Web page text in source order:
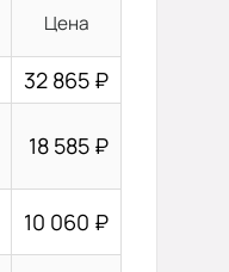
Цена
32 865 ₽
18 585 ₽
10 060 ₽